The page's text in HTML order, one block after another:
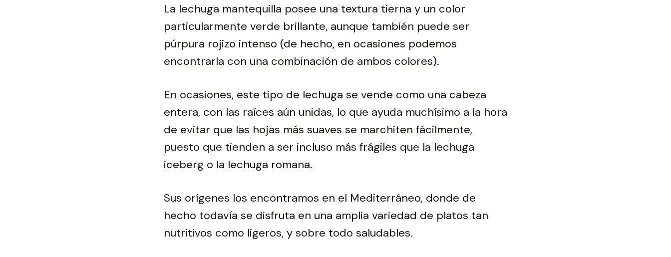
La lechuga mantequilla posee una textura tierna y un color
particularmente verde brillante, aunque también puede ser
púrpura rojizo intenso (de hecho, en ocasiones podemos
encontrarla con una combinación de ambos colores).
En ocasiones, este tipo de lechuga se vende como una cabeza
entera, con las raíces aún unidas, lo que ayuda muchísimo a la hora
de evitar que las hojas más suaves se marchiten fácilmente,
puesto que tienden a ser incluso más frágiles que la lechuga
iceberg o la lechuga romana.
Sus orígenes los encontramos en el Mediterráneo, donde de
hecho todavía se disfruta en una amplia variedad de platos tan
nutritivos como ligeros, y sobre todo saludables.